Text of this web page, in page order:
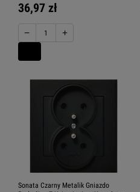
36,97 zł
− +
Sonata Czarny Metalik Gniazdo